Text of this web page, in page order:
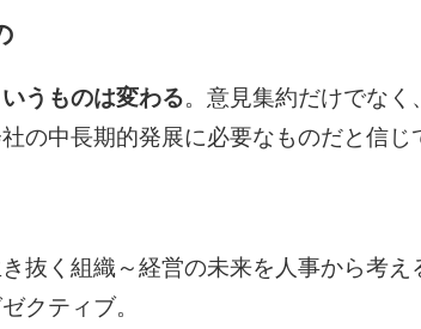
うものは変わる。意見集約だけでな
の中長期的発展に必要なものだと信じ
抜く組織～経営の未来を人事から考
クティブ。